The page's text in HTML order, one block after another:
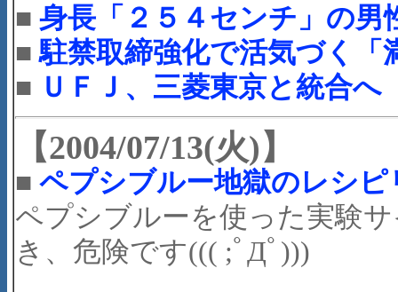
■ 身長「２５４センチ」の
■駐禁取締強化で活気づく「
■ ＵＦＪ、三菱東京と統合
【2004/07/13(火)】
■ ペプシブルー地獄のレシピ
ペプシブルーを使った実験
き、危険です((( ;ﾟДﾟ)))